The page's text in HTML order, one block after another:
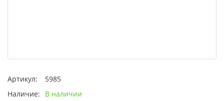
Артикул:
5985
Наличие:
В наличии